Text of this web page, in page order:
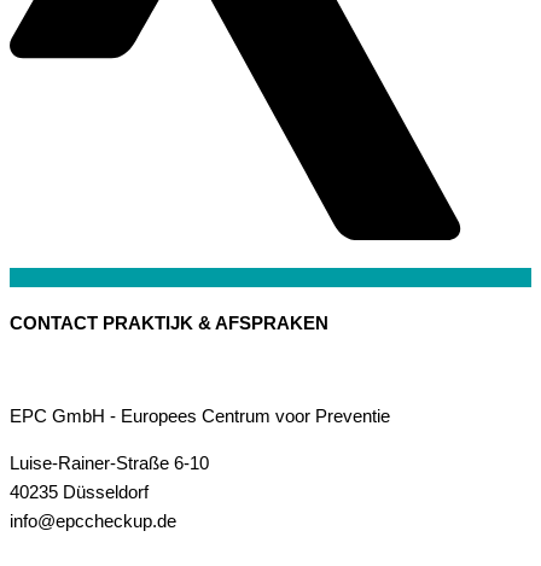
CONTACT PRAKTIJK & AFSPRAKEN
EPC GmbH - Europees Centrum voor Preventie
Luise-Rainer-Straße 6-10
40235 Düsseldorf
info@epccheckup.de